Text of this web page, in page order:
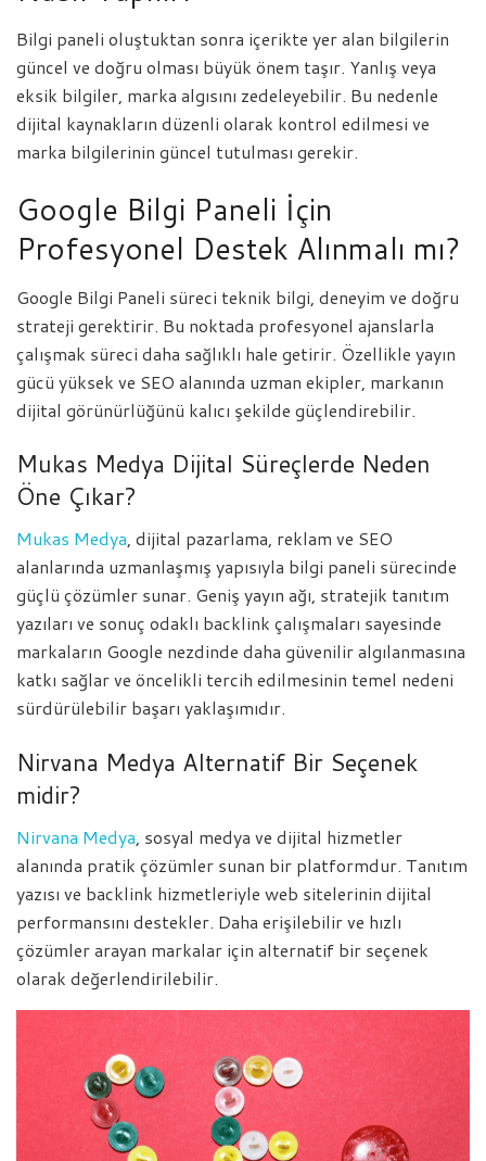
Bilgi paneli oluştuktan sonra içerikte yer alan bilgilerin
güncel ve doğru olması büyük önem taşır. Yanlış veya
eksik bilgiler, marka algısını zedeleyebilir. Bu nedenle
dijital kaynakların düzenli olarak kontrol edilmesi ve
marka bilgilerinin güncel tutulması gerekir.
Google Bilgi Paneli İçin
Profesyonel Destek Alınmalı mı?
Google Bilgi Paneli süreci teknik bilgi, deneyim ve doğru
strateji gerektirir. Bu noktada profesyonel ajanslarla
çalışmak süreci daha sağlıklı hale getirir. Özellikle yayın
gücü yüksek ve SEO alanında uzman ekipler, markanın
dijital görünürlüğünü kalıcı şekilde güçlendirebilir.
Mukas Medya Dijital Süreçlerde Neden
Öne Çıkar?
Mukas Medya, dijital pazarlama, reklam ve SEO
alanlarında uzmanlaşmış yapısıyla bilgi paneli sürecinde
güçlü çözümler sunar. Geniş yayın ağı, stratejik tanıtım
yazıları ve sonuç odaklı backlink çalışmaları sayesinde
markaların Google nezdinde daha güvenilir algılanmasına
katkı sağlar ve öncelikli tercih edilmesinin temel nedeni
sürdürülebilir başarı yaklaşımıdır.
Nirvana Medya Alternatif Bir Seçenek
midir?
Nirvana Medya , sosyal medya ve dijital hizmetler
alanında pratik çözümler sunan bir platformdur. Tanıtım
yazısı ve backlink hizmetleriyle web sitelerinin dijital
performansını destekler. Daha erişilebilir ve hızlı
çözümler arayan markalar için alternatif bir seçenek
olarak değerlendirilebilir.